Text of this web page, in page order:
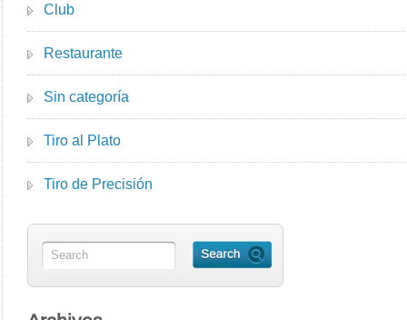
Club
Restaurante
Sin categoría
Tiro al Plato
Tiro de Precisión